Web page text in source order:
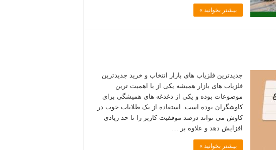
بیشتر بخوانید »
جدیدترین فلزیاب های بازار انتخاب و خرید جدیدترین
فلزیاب های بازار همیشه یکی از با اهمیت ترین
موضوعات بوده و یکی از دغدغه های همیشگی برای
کاوشگران بوده است. استفاده از یک طلایاب خوب در
کاوش می تواند درصد موفقیت کاربر را تا حد زیادی
افزایش دهد و علاوه بر …
بیشتر بخوانید »